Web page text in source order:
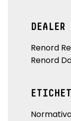
Renord
Renord